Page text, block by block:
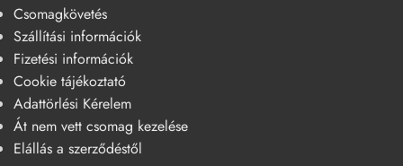
Csomagkövetés
Szállítási információk
Fizetési információk
Cookie tájékoztató
Adattörlési Kérelem
Át nem vett csomag kezelése
Elállás a szerződéstől